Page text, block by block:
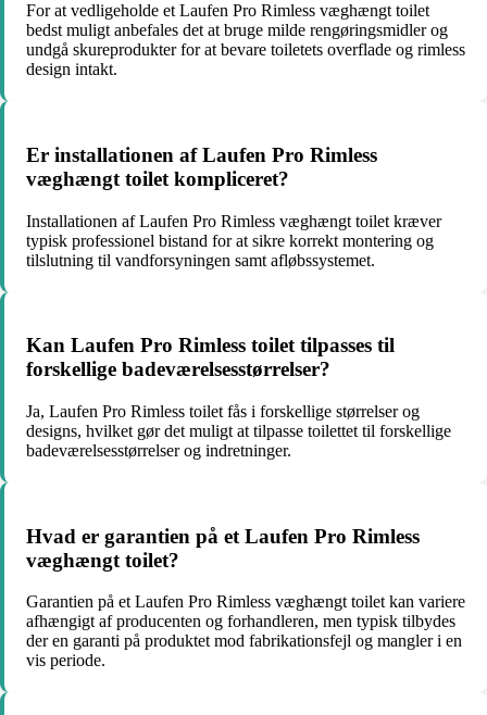
For at vedligeholde et Laufen Pro Rimless væghængt toilet
bedst muligt anbefales det at bruge milde rengøringsmidler og
undgå skureprodukter for at bevare toiletets overflade og rimless
design intakt.
Er installationen af Laufen Pro Rimless
væghængt toilet kompliceret?
Installationen af Laufen Pro Rimless væghængt toilet kræver
typisk professionel bistand for at sikre korrekt montering og
tilslutning til vandforsyningen samt afløbssystemet.
Kan Laufen Pro Rimless toilet tilpasses til
forskellige badeværelsesstørrelser?
Ja, Laufen Pro Rimless toilet fås i forskellige størrelser og
designs, hvilket gør det muligt at tilpasse toilettet til forskellige
badeværelsesstørrelser og indretninger.
Hvad er garantien på et Laufen Pro Rimless
væghængt toilet?
Garantien på et Laufen Pro Rimless væghængt toilet kan variere
afhængigt af producenten og forhandleren, men typisk tilbydes
der en garanti på produktet mod fabrikationsfejl og mangler i en
vis periode.